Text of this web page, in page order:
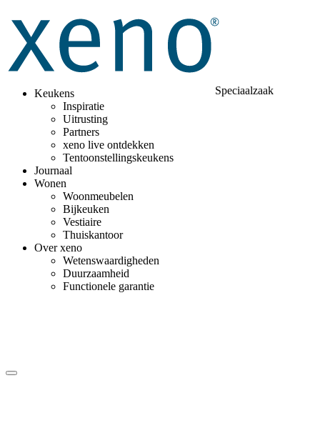
Keukens
Inspiratie
Uitrusting
Partners
xeno live ontdekken
Tentoonstellingskeukens
Journaal
Wonen
Woonmeubelen
Bijkeuken
Vestiaire
Thuiskantoor
Over xeno
Wetenswaardigheden
Duurzaamheid
Functionele garantie
Speciaalzaak